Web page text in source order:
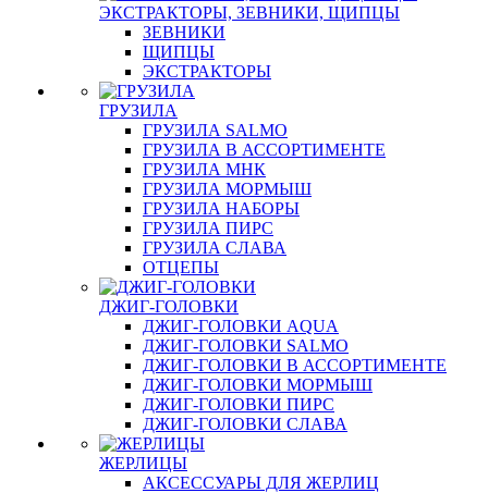
ЭКСТРАКТОРЫ, ЗЕВНИКИ, ЩИПЦЫ
ЗЕВНИКИ
ЩИПЦЫ
ЭКСТРАКТОРЫ
ГРУЗИЛА
ГРУЗИЛА SALMO
ГРУЗИЛА В АССОРТИМЕНТЕ
ГРУЗИЛА МНК
ГРУЗИЛА МОРМЫШ
ГРУЗИЛА НАБОРЫ
ГРУЗИЛА ПИРС
ГРУЗИЛА СЛАВА
ОТЦЕПЫ
ДЖИГ-ГОЛОВКИ
ДЖИГ-ГОЛОВКИ AQUA
ДЖИГ-ГОЛОВКИ SALMO
ДЖИГ-ГОЛОВКИ В АССОРТИМЕНТЕ
ДЖИГ-ГОЛОВКИ МОРМЫШ
ДЖИГ-ГОЛОВКИ ПИРС
ДЖИГ-ГОЛОВКИ СЛАВА
ЖЕРЛИЦЫ
АКСЕССУАРЫ ДЛЯ ЖЕРЛИЦ